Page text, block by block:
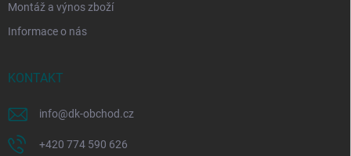
Montáž a výnos zboží
Informace o nás
KONTAKT
info@dk-obchod.cz
+420 774 590 626